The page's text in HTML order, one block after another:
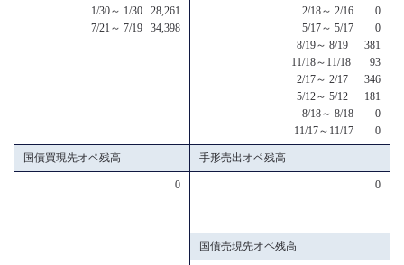
1/30～ 1/30 28,261
7/21～ 7/19 34,398
2/18～ 2/16 0
5/17～ 5/17 0
8/19～ 8/19 381
11/18～11/18 93
2/17～ 2/17 346
5/12～ 5/12 181
8/18～ 8/18 0
11/17～11/17 0
国債買現先オペ残高 手形売出オペ残高
0 0
国債売現先オペ残高